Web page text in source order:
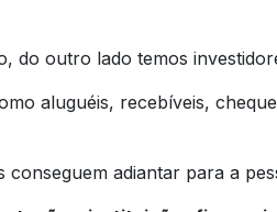
do outro lado temos
aluguéis, recebíveis,
adiantar para a